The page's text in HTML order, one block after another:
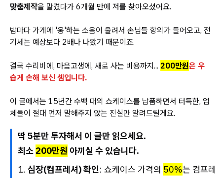
맞춤제작을 맡겼다가 6개월 만에 저를 찾아오셨어요.
밤마다 가게에 '웅'하는 소음이 울려서 손님들 항의가 들어오고, 전
기세는 예상보다 2배나 나왔기 때문이죠.
결국 수리비에, 마음고생에, 새로 사는 비용까지... 200만원은 우
습게 손해 보신 셈입니다.
이 글에서는 15년간 수백 대의 쇼케이스를 납품하면서 터득한, 업
체들이 절대 먼저 말해주지 않는 진실만 알려드릴게요.
딱 5분만 투자해서 이 글만 읽으세요.
최소 200만원 아끼실 수 있습니다.
심장(컴프레셔) 확인: 쇼케이스 가격의 50%는 컴프레